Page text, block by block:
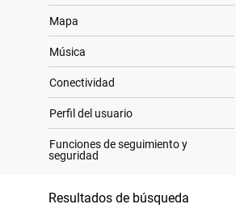
Mapa
Música
Conectividad
Perfil del usuario
Funciones de seguimiento y
seguridad
bienestar
Resultados de búsqueda